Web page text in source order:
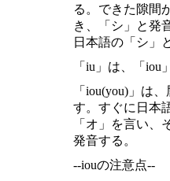
る。できた隙間
き、「シ」と発
日本語の「シ」
「iu」は、「iou
「iou(you)」は
す。すぐに日本
「オ」を言い、
発音する。
--iouの注意点--